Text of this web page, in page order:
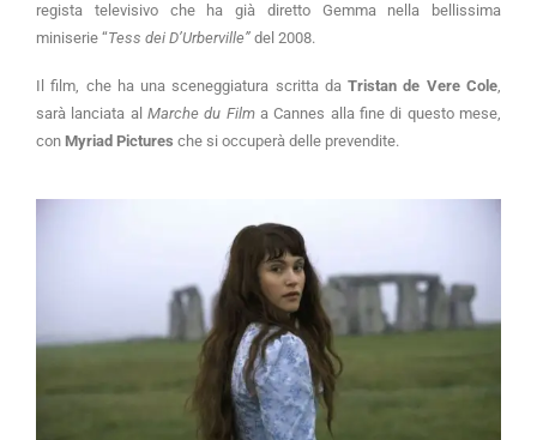
regista televisivo che ha già diretto Gemma nella bellissima
miniserie “Tess dei D’Urberville” del 2008.
Il film, che ha una sceneggiatura scritta daTristan de Vere Cole,
sarà lanciata al Marche du Filma Cannes alla fine di questo mese,
con Myriad Pictures che si occuperà delle prevendite.